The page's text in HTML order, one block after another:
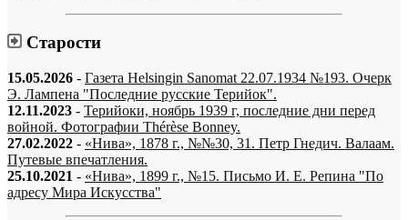
Старости
15.05.2026 - Газета Helsingin Sanomat 22.07.1934 №193. Очерк
Э. Лампена "Последние русские Терийок".
12.11.2023 - Терийоки, ноябрь 1939 г, последние дни перед
войной. Фотографии Thérèse Bonney.
27.02.2022 - «Нива», 1878 г., №№30, 31. Петр Гнедич. Валаам.
Путевые впечатления.
25.10.2021 - «Нива», 1899 г., №15. Письмо И. Е. Репина "По
адресу Мира Искусства"